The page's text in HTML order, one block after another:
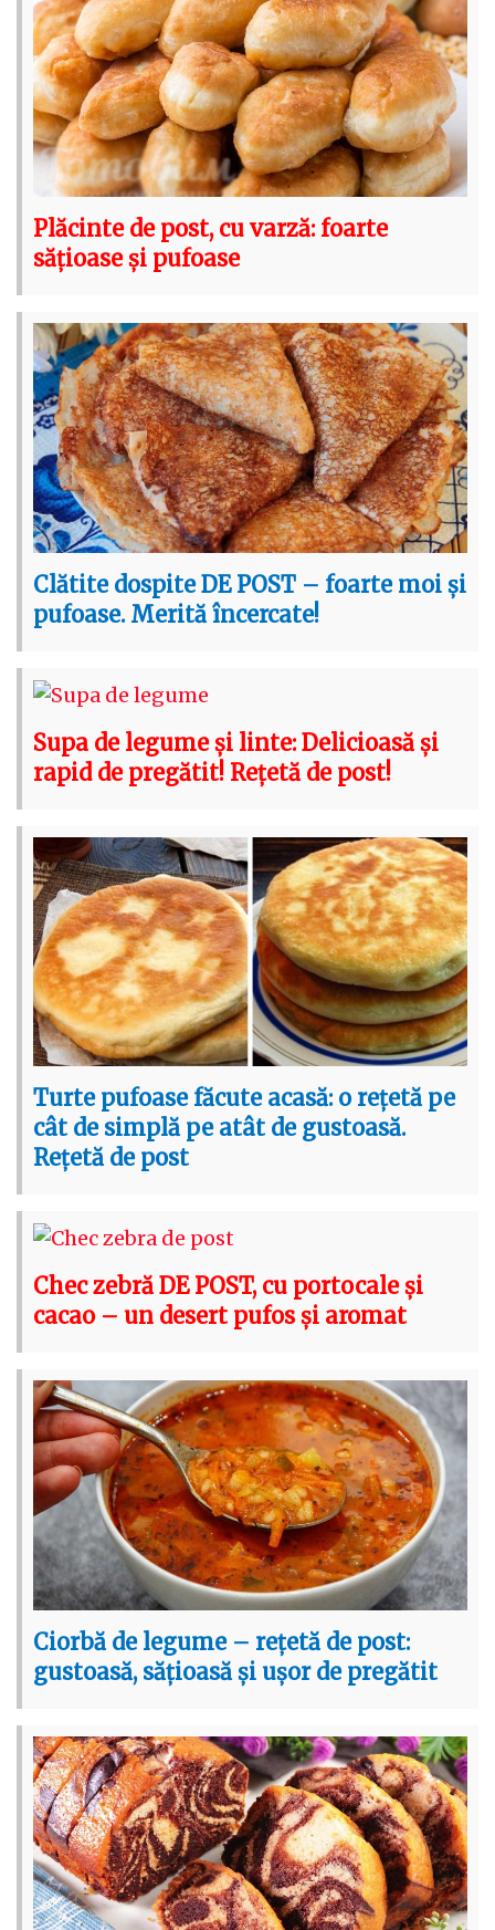
Plăcinte de post, cu varză: foarte
sățioase și pufoase
Clătite dospite DE POST – foarte moi și
pufoase. Merită încercate!
Supa de legume și linte: Delicioasă și
rapid de pregătit! Rețetă de post!
Turte pufoase făcute acasă: o rețetă pe
cât de simplă pe atât de gustoasă.
Rețetă de post
Chec zebră DE POST, cu portocale și
cacao – un desert pufos și aromat
Ciorbă de legume – rețetă de post:
gustoasă, sățioasă și ușor de pregătit